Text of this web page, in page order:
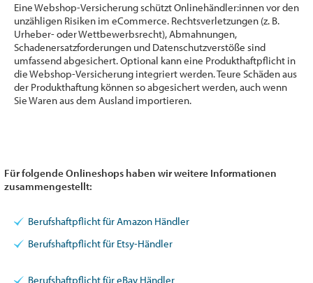
Eine Webshop-Versicherung schützt Onlinehändler:innen vor den
unzähligen Risiken im eCommerce. Rechtsverletzungen (z. B.
Urheber- oder Wettbewerbsrecht), Abmahnungen,
Schadenersatzforderungen und Datenschutzverstöße sind
umfassend abgesichert. Optional kann eine Produkthaftpflicht in
die Webshop-Versicherung integriert werden. Teure Schäden aus
der Produkthaftung können so abgesichert werden, auch wenn
Sie Waren aus dem Ausland importieren.
Für folgende Onlineshops haben wir weitere Informationen
zusammengestellt:
Berufshaftpflicht für Amazon Händler
Berufshaftpflicht für Etsy-Händler
Berufshaftpflicht für eBay Händler